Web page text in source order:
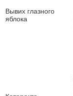
Вывих глазного
яблока